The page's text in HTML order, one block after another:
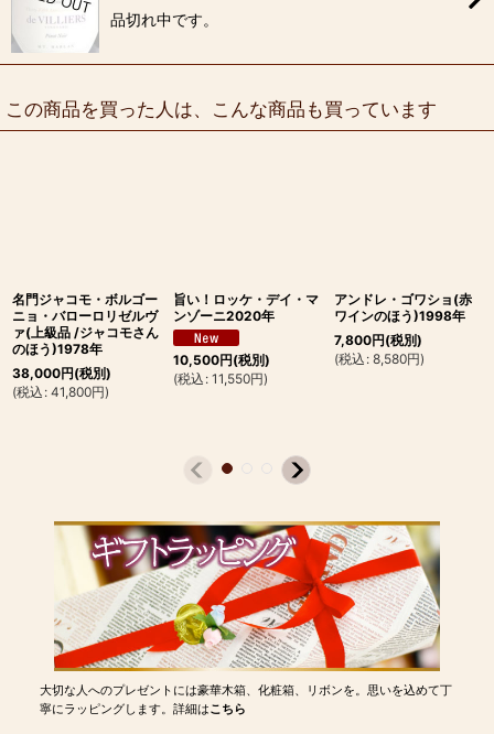
品切れ中です。
この商品を買った人は、こんな商品も買っています
名門ジャコモ・ボルゴー
ニョ・バローロリゼルヴ
ァ(上級品 /ジャコモさん
のほう)1978年
38,000円(税別)
(税込 : 41,800円)
旨い！ロッケ・デイ・マ
ンゾーニ2020年
10,500円(税別)
(税込 : 11,550円)
アンドレ・ゴワショ(赤
ワインのほう)1998年
7,800円(税別)
(税込 : 8,580円)
大切な人へのプレゼントには豪華木箱、化粧箱、リボンを。思いを込めて丁
寧にラッピングします。詳細はこちら